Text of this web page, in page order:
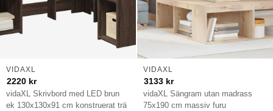
vidaXL Skrivbord med LED brun
ek 130x130x91 cm konstruerat trä
VIDAXL
2220 kr
vidaXL Sängram utan madrass
75x190 cm massiv furu
VIDAXL
3133 kr